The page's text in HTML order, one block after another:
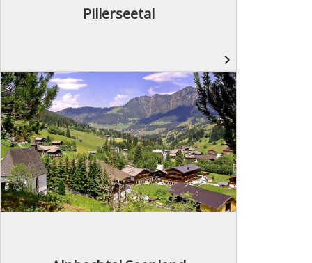
Pillerseetal
navigate_next